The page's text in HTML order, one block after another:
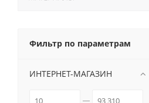
Фильтр по параметрам
ИНТЕРНЕТ-МАГАЗИН